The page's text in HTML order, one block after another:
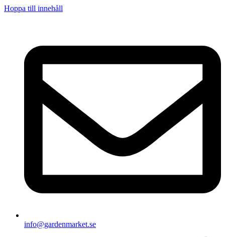
Hoppa till innehåll
info@gardenmarket.se